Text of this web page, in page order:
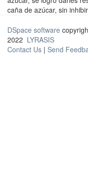
caña de azúcar, sin
DSpace software
2022 LYRASIS
Contact Us | Send